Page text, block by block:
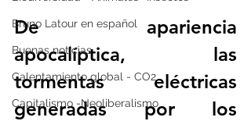
Bruno Latour en español
Buenas noticias
Calentamiento global - CO2
Capitalismo -Neoliberalismo
De apariencia
apocalíptica, las
tormentas eléctricas
generadas por los